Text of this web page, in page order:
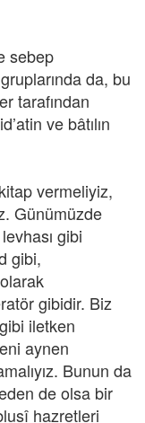
sebep
da, bu
tarafından
ve bâtılın
vermeliyiz,
Günümüzde
gibi
gibi,
gibidir. Biz
iletken
aynen
Bunun da
de olsa bir
hazretleri